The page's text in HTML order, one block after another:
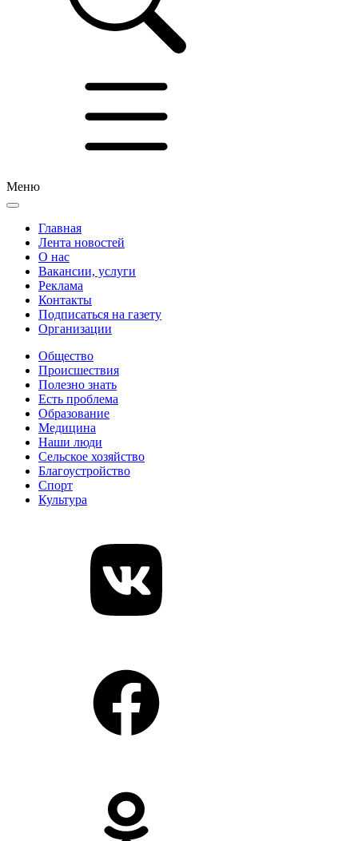
Меню
Главная
Лента новостей
О нас
Вакансии, услуги
Реклама
Контакты
Подписаться на газету
Организации
Общество
Происшествия
Полезно знать
Есть проблема
Образование
Медицина
Наши люди
Сельское хозяйство
Благоустройство
Спорт
Культура